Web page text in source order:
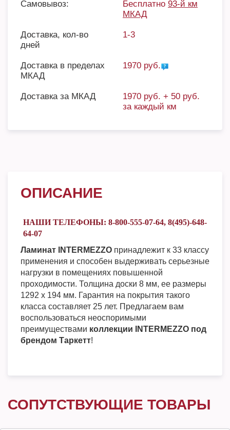
Самовывоз: Бесплатно 93-й км
МКАД
Доставка, кол-во
дней
1-3
Доставка в пределах
МКАД
1970 руб.
Доставка за МКАД
1970 руб. + 50 руб.
за каждый км
ОПИСАНИЕ
НАШИ ТЕЛЕФОНЫ: 8-800-555-07-64, 8(495)-648-
64-07
Ламинат INTERMEZZO принадлежит к 33 классу
применения и способен выдерживать серьезные
нагрузки в помещениях повышенной
проходимости. Толщина доски 8 мм, ее размеры
1292 х 194 мм. Гарантия на покрытия такого
класса составляет 25 лет. Предлагаем вам
воспользоваться неоспоримыми
преимуществами коллекции INTERMEZZO под
брендом Таркетт!
СОПУТСТВУЮЩИЕ ТОВАРЫ